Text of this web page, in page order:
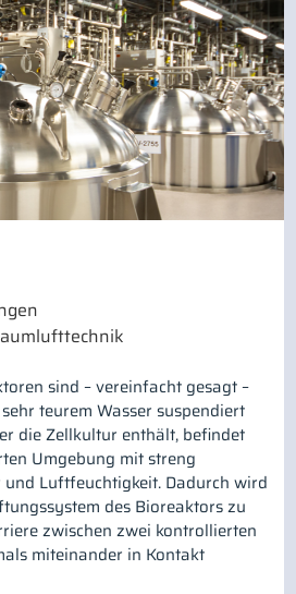
sind – vereinfacht gesagt –
teurem Wasser suspendiert
die Zellkultur enthält, befindet
Umgebung mit streng
Luftfeuchtigkeit. Dadurch wird
des Bioreaktors zu
zwischen zwei kontrollierten
miteinander in Kontakt